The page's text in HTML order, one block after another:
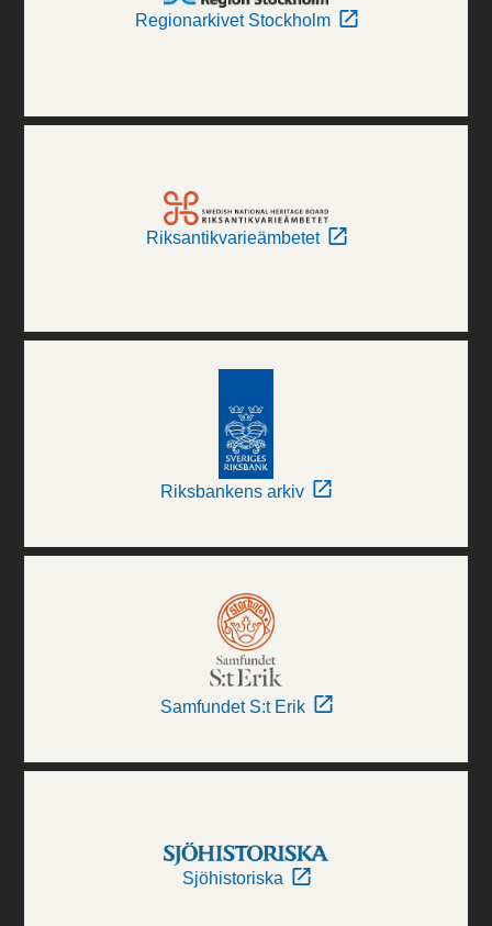
Regionarkivet Stockholm
Riksantikvarieämbetet
Riksbankens arkiv
Samfundet S:t Erik
Sjöhistoriska